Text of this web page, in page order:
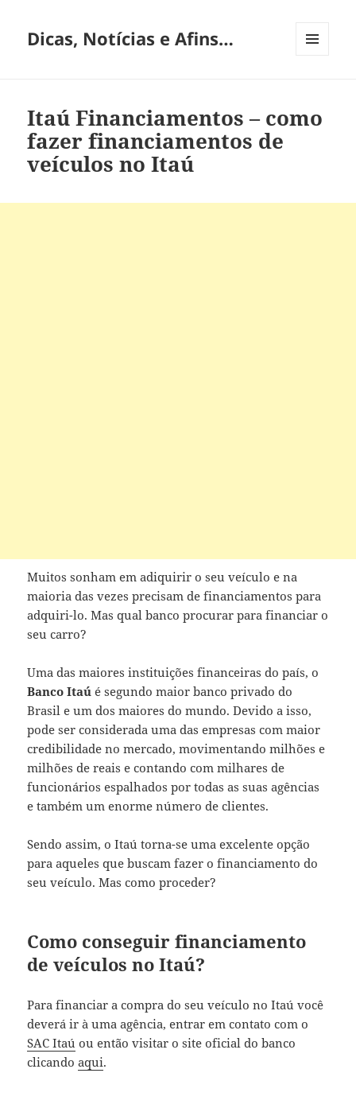
Dicas, Notícias e Afins…
Itaú Financiamentos – como
fazer financiamentos de
veículos no Itaú
Muitos sonham em adiquirir o seu veículo e na
maioria das vezes precisam de financiamentos para
adquiri-lo. Mas qual banco procurar para financiar o
seu carro?
Uma das maiores instituições financeiras do país, o
Banco Itaú é segundo maior banco privado do
Brasil e um dos maiores do mundo. Devido a isso,
pode ser considerada uma das empresas com maior
credibilidade no mercado, movimentando milhões e
milhões de reais e contando com milhares de
funcionários espalhados por todas as suas agências
e também um enorme número de clientes.
Sendo assim, o Itaú torna-se uma excelente opção
para aqueles que buscam fazer o financiamento do
seu veículo. Mas como proceder?
Como conseguir financiamento
de veículos no Itaú?
Para financiar a compra do seu veículo no Itaú você
deverá ir à uma agência, entrar em contato com o
SAC Itaú ou então visitar o site oficial do banco
clicandoaqui.